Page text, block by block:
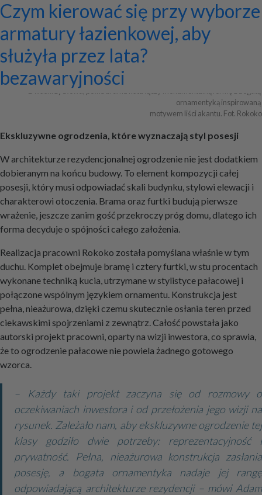
+ Dodaj firmę + Dodaj artykuł
Archiwa
Ekskluzywne ogrodzenia z
pałacowym rozmachem
Dwuskrzydłowa, pełna brama kuta łączy monumentalną formę z bogatą
ornamentyką inspirowaną
motywem liści akantu. Fot. Rokoko
Ekskluzywne ogrodzenia, które wyznaczają styl posesji
W architekturze rezydencjonalnej ogrodzenie nie jest dodatkiem
dobieranym na końcu budowy. To element kompozycji całej
posesji, który musi odpowiadać skali budynku, stylowi elewacji i
charakterowi otoczenia. Brama oraz furtki budują pierwsze
wrażenie, jeszcze zanim gość przekroczy próg domu, dlatego ich
forma decyduje o spójności całego założenia.
Realizacja pracowni Rokoko została pomyślana właśnie w tym
duchu. Komplet obejmuje bramę i cztery furtki, w stu procentach
wykonane techniką kucia, utrzymane w stylistyce pałacowej i
połączone wspólnym językiem ornamentu. Konstrukcja jest
pełna, nieażurowa, dzięki czemu skutecznie osłania teren przed
ciekawskimi spojrzeniami z zewnątrz. Całość powstała jako
autorski projekt pracowni, oparty na wizji inwestora, co sprawia,
że to ogrodzenie pałacowe nie powiela żadnego gotowego
wzorca.
– Każdy taki projekt zaczyna się od rozmowy o
oczekiwaniach inwestora i od przełożenia jego wizji na
rysunek. Zależało nam, aby ekskluzywne ogrodzenie tej
klasy godziło dwie potrzeby: reprezentacyjność i
prywatność. Pełna, nieażurowa konstrukcja zasłania
posesję, a bogata ornamentyka nadaje jej rangę
odpowiadającą architekturze rezydencji – mówi Adam
Program do projektowania
wentylacji mechanicznej
Jak zaprojektować ścianę
telewizyjną, która pasuje do
całej aranżacji?
Systemy zamocowań dachów
płaskich i skośnych oraz lekkiej
obudowy firmy ETANCO
Dom z prefabrykatów opinie –
co naprawdę warto ocenić przed
budową?
Nowoczesne bramy przesuwne:
wyznaczniki trwałości,
bezpieczeństwa i
bezawaryjności
Jak dobrać maskownicę
karnisza? Praktyczny poradnik
Licznik Geigera w kontroli
materiałów budowlanych i
złomu
Jak ograniczyć ryzyko
przestojów przy pracy maszyn
geotechnicznych?
Czym kierować się przy wyborze
armatury łazienkowej, aby
służyła przez lata?